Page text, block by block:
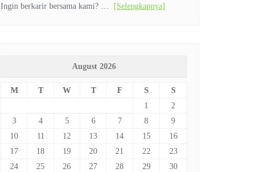
Ingin berkarir bersama kami? … [Selengkapnya]
August 2026
M T W T F S
S
1
2
3
4 5 6 7 8
9
10
11 12 13 14 15
16
17
18 19 20 21 22
23
24
25 26 27 28 29
30